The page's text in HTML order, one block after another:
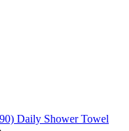
Daily Shower Towel